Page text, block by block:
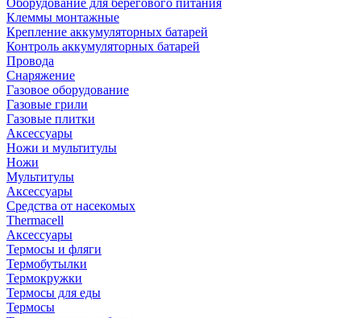
Оборудование для берегового питания
Клеммы монтажные
Крепление аккумуляторных батарей
Контроль аккумуляторных батарей
Провода
Снаряжение
Газовое оборудование
Газовые грили
Газовые плитки
Аксессуары
Ножи и мультитулы
Ножи
Мультитулы
Аксессуары
Средства от насекомых
Thermacell
Аксессуары
Термосы и фляги
Термобутылки
Термокружки
Термосы для еды
Термосы